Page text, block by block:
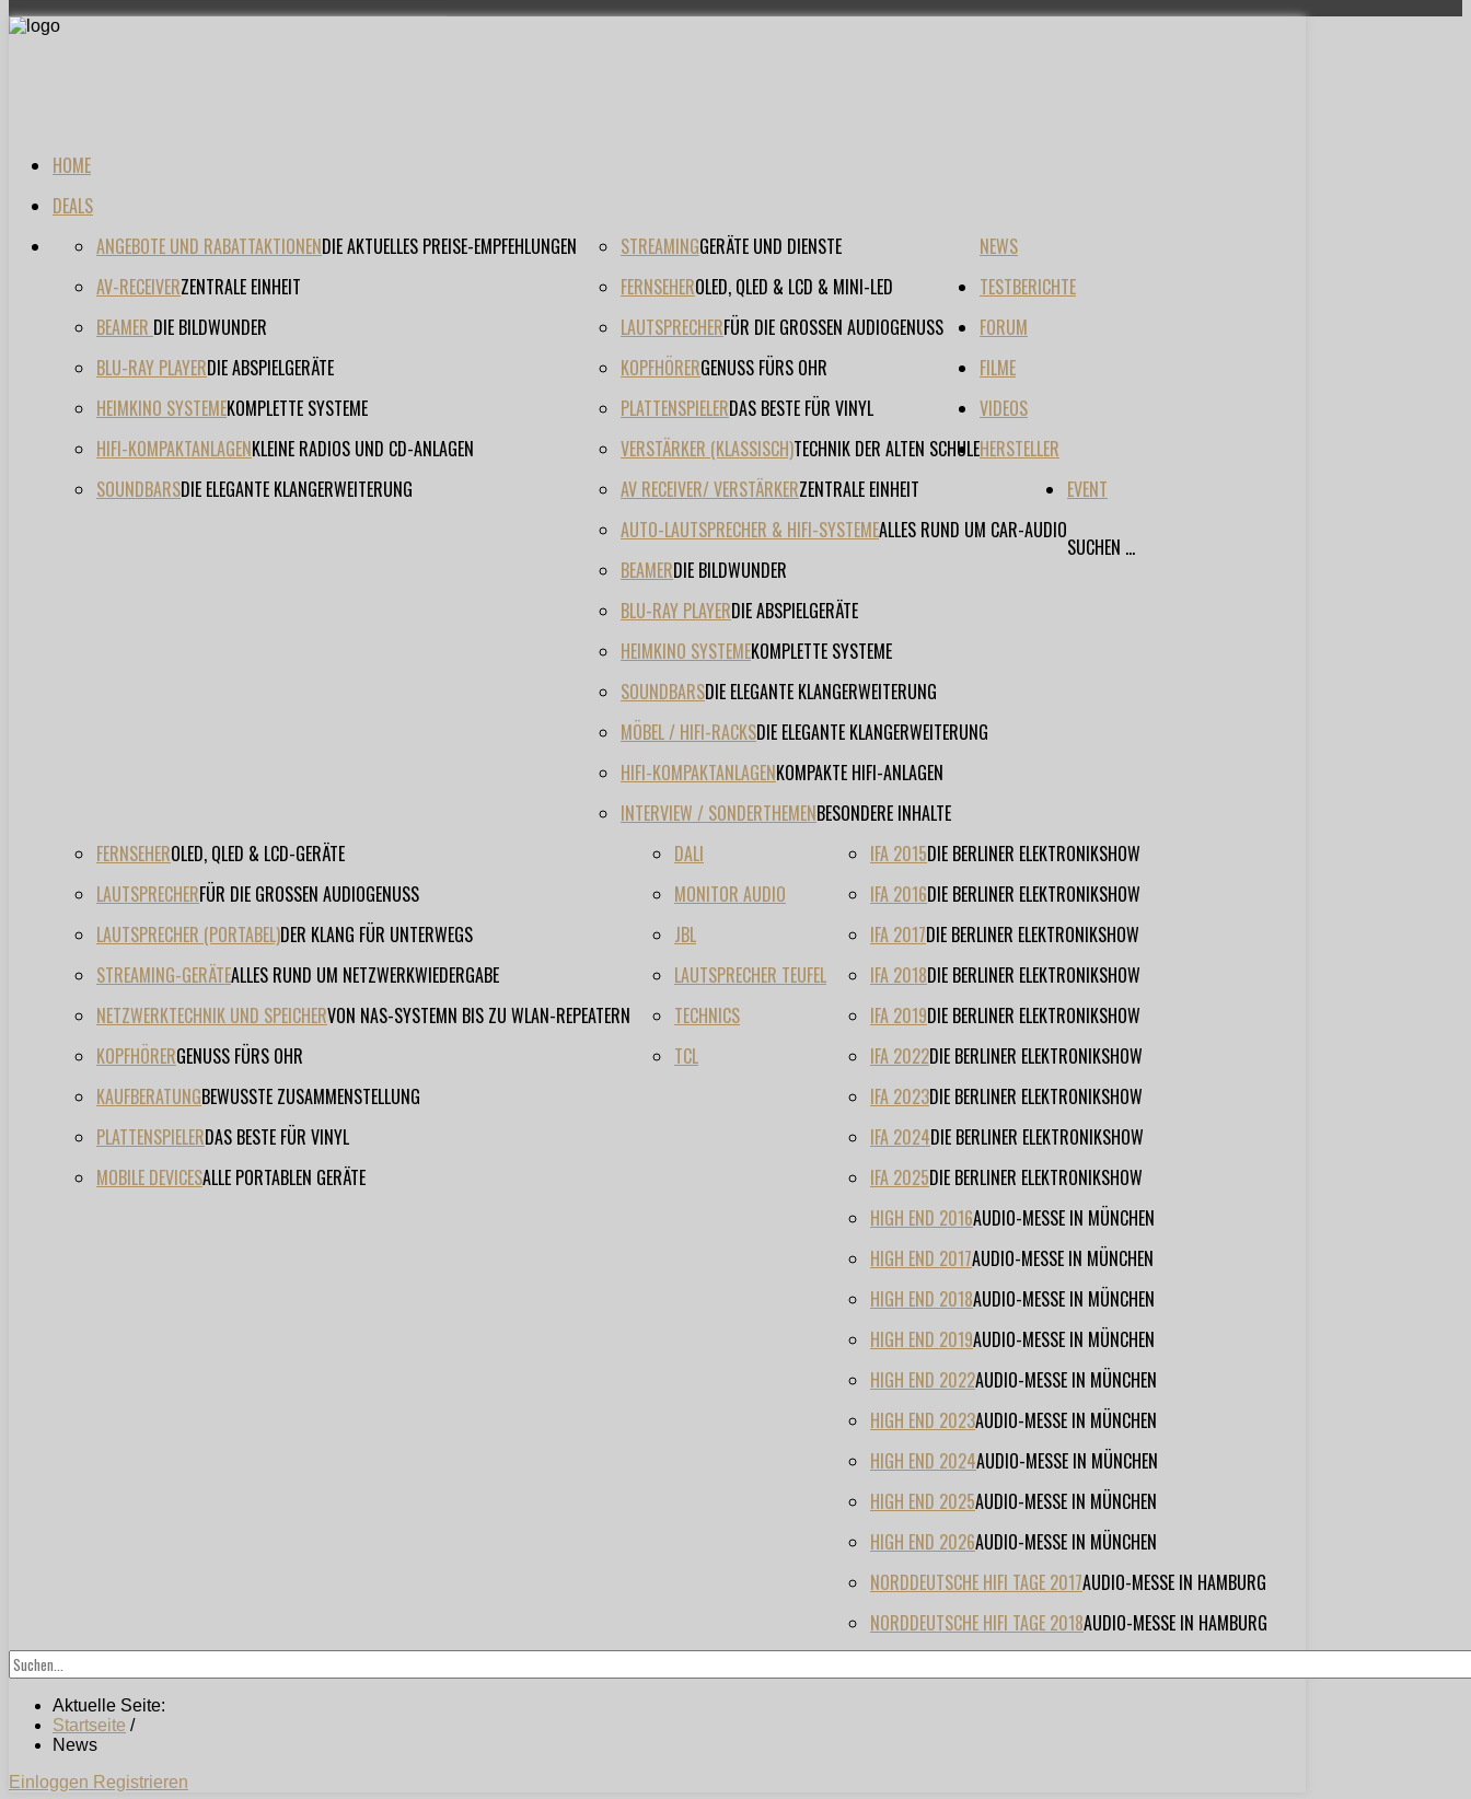
HOME
DEALS
NEWS
ANGEBOTE UND RABATTAKTIONENDIE AKTUELLES PREISE-EMPFEHLUNGEN
AV-RECEIVERZENTRALE EINHEIT
BEAMER DIE BILDWUNDER
BLU-RAY PLAYERDIE ABSPIELGERÄTE
HEIMKINO SYSTEMEKOMPLETTE SYSTEME
HIFI-KOMPAKTANLAGENKLEINE RADIOS UND CD-ANLAGEN
SOUNDBARSDIE ELEGANTE KLANGERWEITERUNG
STREAMINGGERÄTE UND DIENSTE
FERNSEHEROLED, QLED & LCD & MINI-LED
LAUTSPRECHERFÜR DIE GROSSEN AUDIOGENUSS
KOPFHÖRERGENUSS FÜRS OHR
PLATTENSPIELERDAS BESTE FÜR VINYL
VERSTÄRKER (KLASSISCH)TECHNIK DER ALTEN SCHULE
TESTBERICHTE
AV RECEIVER/ VERSTÄRKERZENTRALE EINHEIT
AUTO-LAUTSPRECHER & HIFI-SYSTEMEALLES RUND UM CAR-AUDIO
BEAMERDIE BILDWUNDER
BLU-RAY PLAYERDIE ABSPIELGERÄTE
HEIMKINO SYSTEMEKOMPLETTE SYSTEME
SOUNDBARSDIE ELEGANTE KLANGERWEITERUNG
MÖBEL / HIFI-RACKSDIE ELEGANTE KLANGERWEITERUNG
HIFI-KOMPAKTANLAGENKOMPAKTE HIFI-ANLAGEN
INTERVIEW / SONDERTHEMENBESONDERE INHALTE
FERNSEHEROLED, QLED & LCD-GERÄTE
LAUTSPRECHERFÜR DIE GROSSEN AUDIOGENUSS
LAUTSPRECHER (PORTABEL)DER KLANG FÜR UNTERWEGS
STREAMING-GERÄTEALLES RUND UM NETZWERKWIEDERGABE
NETZWERKTECHNIK UND SPEICHERVON NAS-SYSTEMN BIS ZU WLAN-REPEATERN
KOPFHÖRERGENUSS FÜRS OHR
KAUFBERATUNGBEWUSSTE ZUSAMMENSTELLUNG
PLATTENSPIELERDAS BESTE FÜR VINYL
MOBILE DEVICESALLE PORTABLEN GERÄTE
FORUM
FILME
VIDEOS
HERSTELLER
DALI
MONITOR AUDIO
JBL
LAUTSPRECHER TEUFEL
TECHNICS
TCL
EVENT
IFA 2015DIE BERLINER ELEKTRONIKSHOW
IFA 2016DIE BERLINER ELEKTRONIKSHOW
IFA 2017DIE BERLINER ELEKTRONIKSHOW
IFA 2018DIE BERLINER ELEKTRONIKSHOW
IFA 2019DIE BERLINER ELEKTRONIKSHOW
IFA 2022DIE BERLINER ELEKTRONIKSHOW
IFA 2023DIE BERLINER ELEKTRONIKSHOW
IFA 2024DIE BERLINER ELEKTRONIKSHOW
IFA 2025DIE BERLINER ELEKTRONIKSHOW
HIGH END 2016AUDIO-MESSE IN MÜNCHEN
HIGH END 2017AUDIO-MESSE IN MÜNCHEN
HIGH END 2018AUDIO-MESSE IN MÜNCHEN
HIGH END 2019AUDIO-MESSE IN MÜNCHEN
HIGH END 2022AUDIO-MESSE IN MÜNCHEN
HIGH END 2023AUDIO-MESSE IN MÜNCHEN
HIGH END 2024AUDIO-MESSE IN MÜNCHEN
HIGH END 2025AUDIO-MESSE IN MÜNCHEN
HIGH END 2026AUDIO-MESSE IN MÜNCHEN
NORDDEUTSCHE HIFI TAGE 2017AUDIO-MESSE IN HAMBURG
NORDDEUTSCHE HIFI TAGE 2018AUDIO-MESSE IN HAMBURG
SUCHEN ...
Aktuelle Seite:
Startseite /
News
Einloggen Registrieren